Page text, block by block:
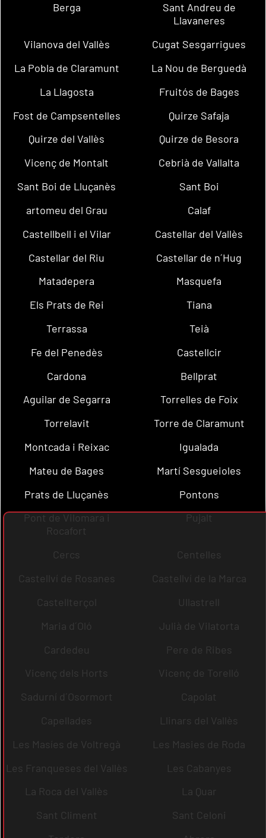
Berga
Sant Andreu de
Llavaneres
Vilanova del Vallès
Cugat Sesgarrigues
La Pobla de Claramunt
La Nou de Berguedà
La Llagosta
Fruitós de Bages
Fost de Campsentelles
Quirze Safaja
Quirze del Vallès
Quirze de Besora
Vicenç de Montalt
Cebrià de Vallalta
Sant Boi de Lluçanès
Sant Boi
artomeu del Grau
Calaf
Castellbell i el Vilar
Castellar del Vallès
Castellar del Riu
Castellar de n´Hug
Matadepera
Masquefa
Els Prats de Rei
Tiana
Terrassa
Teià
Fe del Penedès
Castellcir
Cardona
Bellprat
Aguilar de Segarra
Torrelles de Foix
Torrelavit
Torre de Claramunt
Montcada i Reixac
Igualada
Mateu de Bages
Martí Sesgueioles
Prats de Lluçanès
Pontons
Pont de Vilomara i
Rocafort
Pujalt
Cercs
Centelles
Castellví de Rosanes
Castellví de la Marca
Castellterçol
Ullastrell
Maria d´Oló
Julià de Vilatorta
Cardedeu
Pere de Ribes
Vicenç dels Horts
Vicenç de Torelló
Sadurní d´Osormort
Capolat
Capellades
Llinars del Vallès
Les Masíes de Voltregà
Les Masies de Roda
Les Franqueses del Vallès
Les Cabanyes
La Roca del Vallès
La Quar
Sant Climent
Sant Celoni